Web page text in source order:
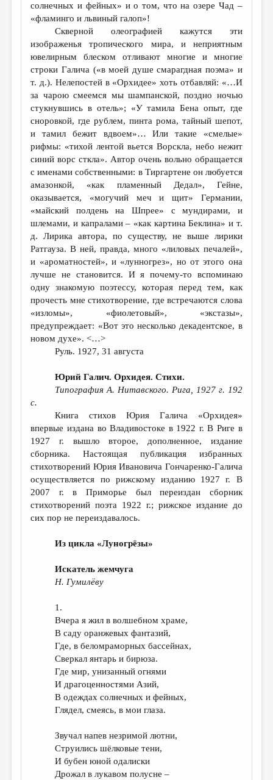
МЕДИА
ВКОНТАКТЕ
солнечных и фейных» и о том, что на озере Чад –
«фламинго и львиный галоп»!
Скверной олеографией кажутся эти
изображенья тропического мира, и неприятным
ювелирным блеском отливают многие и многие
строки Галича («в моей душе смарагдная поэма» и
т. д.). Нелепостей в «Орхидее» хоть отбавляй: «…И
за чарою смеемся мы шампанской, поздно ночью
стукнувшись в отель»; «У тамила Бена опыт, где
сноровкой, где рублем, пинта рома, тайный шепот,
и тамил бежит вдвоем»… Или такие «смелые»
рифмы: «тихой лентой вьется Ворскла, небо нежит
синий ворс сткла». Автор очень вольно обращается
с именами собственными: в Тиргартене он любуется
амазонкой, «как пламенный Дедал», Гейне,
оказывается, «могучий меч и щит» Германии,
«майский полдень на Шпрее» с мундирами, и
шлемами, и капралами – «как картина Беклина» и т.
д. Лирика автора, по существу, не выше лирики
Ратгауза. В ней, правда, много «лиловых печалей»,
и «ароматностей», и «лунногрез», но от этого она
лучше не становится. И я почему-то вспоминаю
одну знакомую поэтессу, которая перед тем, как
прочесть мне стихотворение, где встречаются слова
«изломы», «фиолетовый», «экстазы»,
предупреждает: «Вот это несколько декадентское, в
новом духе». <…>
Руль. 1927, 31 августа
Юрий Галич. Орхидея. Стихи.
Типография А. Нитавского. Рига, 1927 г. 192
с.
Книга стихов Юрия Галича «Орхидея»
впервые издана во Владивостоке в 1922 г. В Риге в
1927 г. вышло второе, дополненное, издание
сборника. Настоящая публикация избранных
стихотворений Юрия Ивановича Гончаренко-Галича
осуществляется по рижскому изданию 1927 г. В
2007 г. в Приморье был переиздан сборник
стихотворений поэта 1922 г.; рижское издание до
сих пор не переиздавалось.
Из цикла «Луногрёзы»
Искатель жемчуга
Н. Гумилёву
1.
Вчера я жил в волшебном храме,
В саду оранжевых фантазий,
Где, в беломраморных бассейнах,
Сверкал янтарь и бирюза.
Где мир, унизанный огнями
И драгоценностями Азий,
В одеждах солнечных и фейных,
Глядел, смеясь, в мои глаза.
Звучал напев незримой лютни,
Струились шёлковые тени,
И бубен юной одалиски
Дрожал в лукавом полусне –